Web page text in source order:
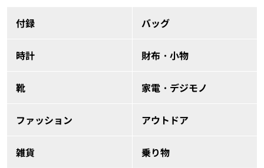
付録 バッグ
時計 財布・小物
靴 家電・デジモノ
ファッション アウトドア
雑貨 乗り物